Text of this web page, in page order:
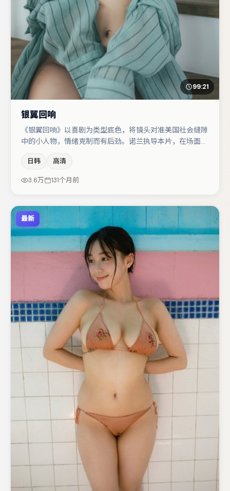
99:21
银翼回响
《银翼回响》以喜剧为类型底色，将镜头对准美国社会缝隙
中的小人物，情绪克制而有后劲。诺兰执导本片，在场面调
镁与杨幂的对手戏构成全片情感锚点，王景春则以细节塑造
推动谜题层层揭开。若你偏爱强类型与清晰主线，这部作品
值得关注。
日韩 高清
3.6万 131个月前
最新